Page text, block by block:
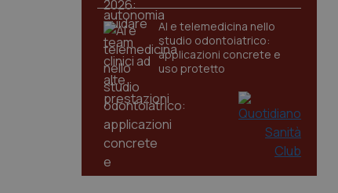
AI e telemedicina nello
studio odontoiatrico:
applicazioni concrete e
uso protetto